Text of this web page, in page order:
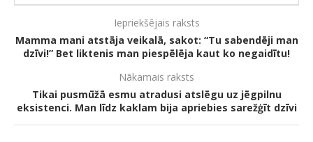
Iepriekšējais raksts
Mamma mani atstāja veikalā, sakot: “Tu sabendēji man
dzīvi!” Bet liktenis man piespēlēja kaut ko negaidītu!
Nākamais raksts
Tikai pusmūžā esmu atradusi atslēgu uz jēgpilnu
eksistenci. Man līdz kaklam bija apriebies sarežģīt dzīvi